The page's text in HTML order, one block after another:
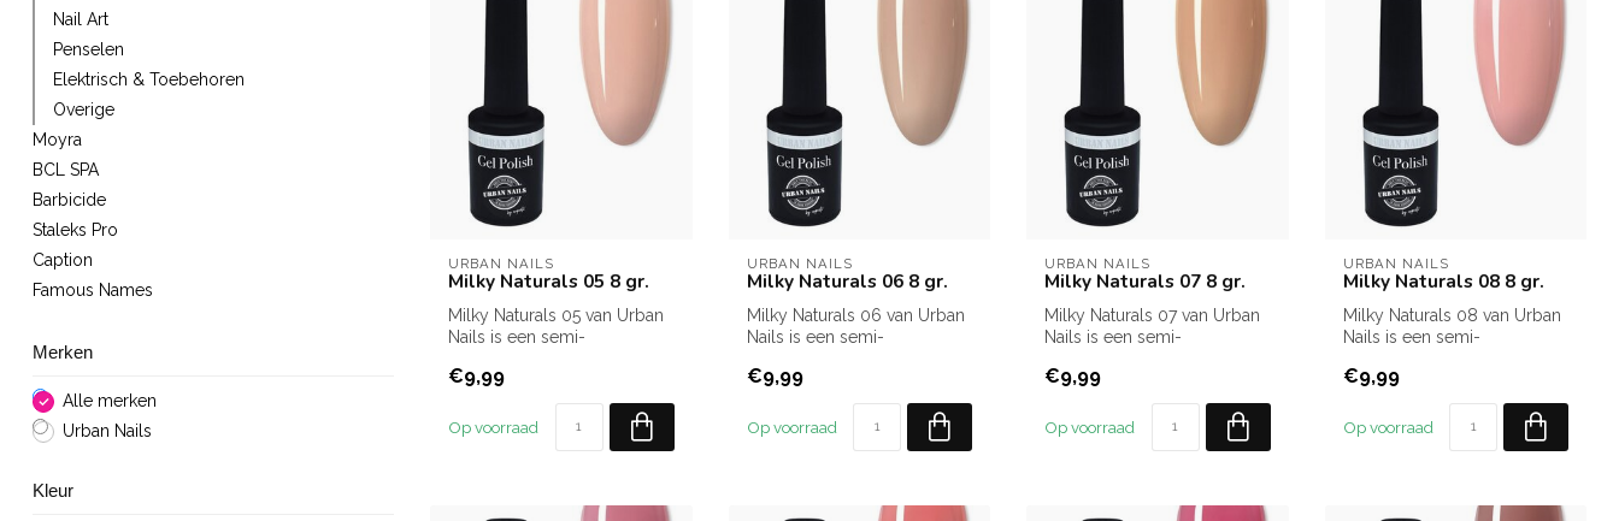
Nail Art
Penselen
Elektrisch & Toebehoren
Overige
Moyra
BCL SPA
Barbicide
Staleks Pro
Caption
Famous Names
Merken
Alle merken
Urban Nails
Kleur
URBAN NAILS
Milky Naturals 05 8 gr.
Milky Naturals 05 van Urban
Nails is een semi-
war...
€9,99
Op voorraad
URBAN NAILS
Milky Naturals 06 8 gr.
Milky Naturals 06 van Urban
Nails is een semi-
neu...
€9,99
Op voorraad
URBAN NAILS
Milky Naturals 07 8 gr.
Milky Naturals 07 van Urban
Nails is een semi-
moo...
€9,99
Op voorraad
URBAN NAILS
Milky Naturals 08 8 gr.
Milky Naturals 08 van Urban
Nails is een semi-
war...
€9,99
Op voorraad